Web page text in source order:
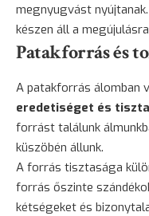
megnyugvást
készen áll a
Patakforrás és
A patakforrás álomban
eredetiséget és
forrást találunk
küszöbén állunk.
A forrás tisztasága
forrás őszinte
kétségeket és